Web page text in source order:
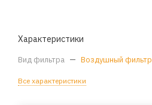
Характеристики
Вид фильтра — Воздушный фильтр
Все характеристики